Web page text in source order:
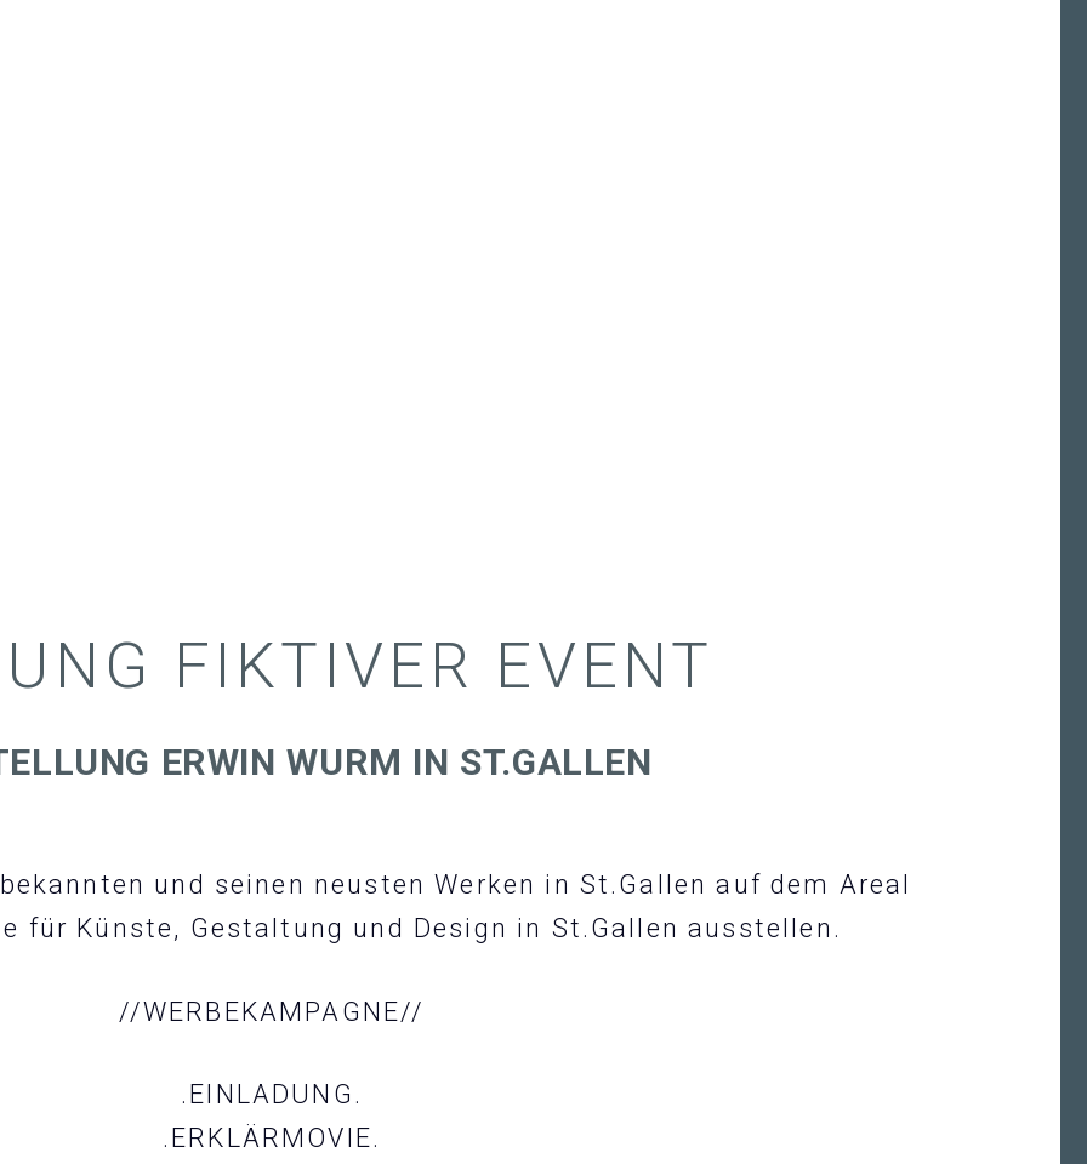
FIKTIVER EVENT
ERWIN WURM IN ST.GALLEN
und seinen neusten Werken in St.Gallen auf dem Areal
für Künste, Gestaltung und Design in St.Gallen ausstellen.
//WERBEKAMPAGNE//
.EINLADUNG.
.ERKLÄRMOVIE.